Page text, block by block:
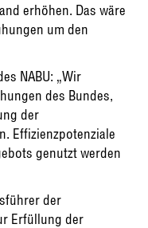
erhöhen. Das wäre
um den
NABU: „Wir
des Bundes,
der
Effizienzpotenziale
genutzt werden
der
Erfüllung der